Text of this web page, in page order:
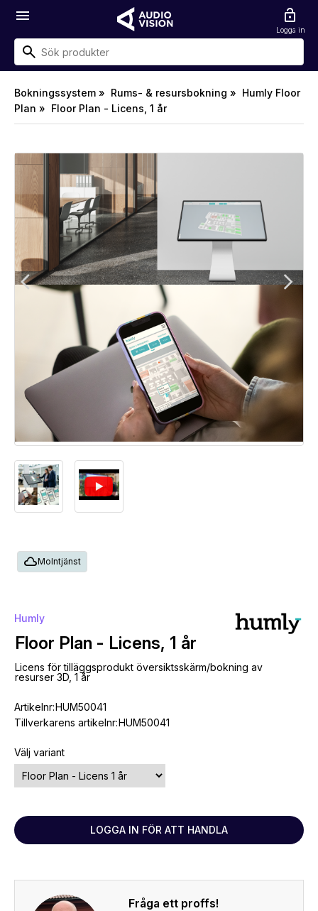
menu lock_open
Logga in
Bokningssystem » Rums- & resursbokning » Humly Floor
Plan » Floor Plan - Licens, 1 år
arrow_back_ios arrow_forward_ios
cloudMolntjänst
Humly
Floor Plan - Licens, 1 år
Licens för tilläggsprodukt översiktsskärm/bokning av
resurser 3D, 1 år
Artikelnr:HUM50041
Tillverkarens artikelnr:HUM50041
Välj variant
LOGGA IN FÖR ATT HANDLA
Fråga ett proffs!